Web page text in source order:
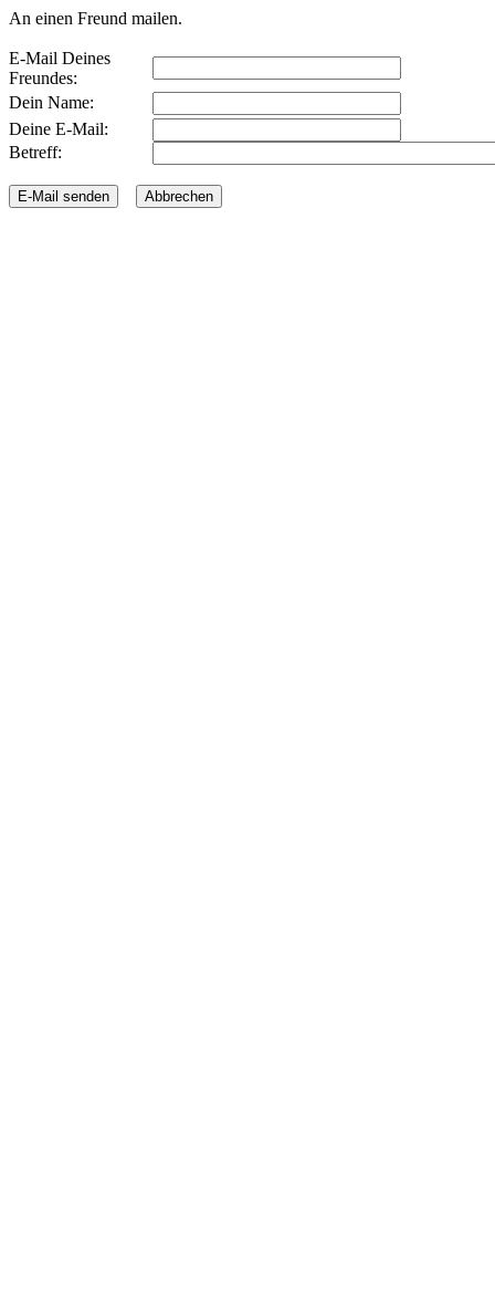
An einen Freund mailen.
E-Mail Deines
Freundes:
Dein Name:
Deine E-Mail:
Betreff: